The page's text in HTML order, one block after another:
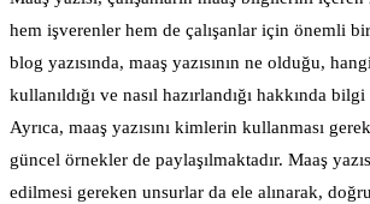
hem işverenler hem de çalışanlar için önemli
blog yazısında, maaş yazısının ne olduğu,
kullanıldığı ve nasıl hazırlandığı hakkında
Ayrıca, maaş yazısını kimlerin kullanması
güncel örnekler de paylaşılmaktadır. Maaş
edilmesi gereken unsurlar da ele alınarak,